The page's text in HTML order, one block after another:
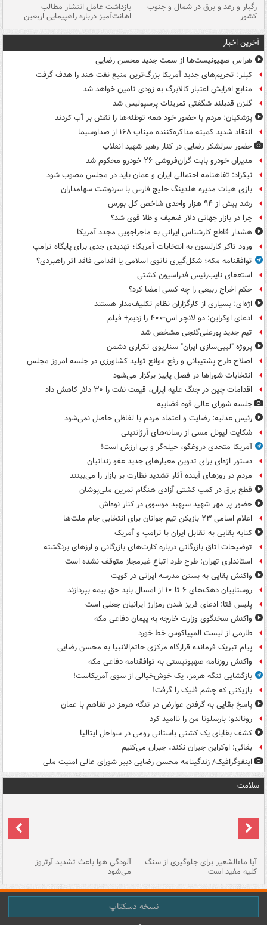
رگبار و رعد و برق در شمال و جنوب
کشور
بازداشت عامل انتشار مطالب
اهانت‌آمیز درباره راهپیمایی اربعین
آخرین اخبار
هراس صهیونیست‌ها از سمت جدید محسن رضایی
کپلر: تحریم‌های جدید آمریکا بزرگ‌ترین منبع نفت هند را هدف گرفت
منابع افزایش اعتبار کالابرگ به زودی تامین خواهد شد
گلزن قدبلند شگفتی تمرینات پرسپولیس شد
پزشکیان: مردم با حضور خود همه توطئه‌ها را نقش بر آب کردند
انتقاد شدید کمیته مذاکره‌کننده میناب ۱۶۸ از صداوسیما
حضور سرلشکر رضایی در کنار رهبر شهید انقلاب
مدیران خودرو بابت گران‌فروشی ۲۶ خودرو محکوم شد
نیکزاد: تفاهنامه احتمالی ایران و عمان باید در مجلس مصوب شود
بازی هیات مدیره هلدینگ خلیج فارس با سرنوشت سهامداران
رشد بیش از ۹۴ هزار واحدی شاخص کل بورس
چرا در بازار جهانی دلار ضعیف و طلا قوی شد؟
هشدار قاطع کارشناس ایرانی به ماجراجویی مجدد آمریکا
ورود تاکر کارلسون به انتخابات آمریکا؛ تهدیدی جدی برای پایگاه ترامپ
توافقنامه مکه؛ شکل‌گیری ناتوی اسلامی یا اقدامی فاقد اثر راهبردی؟
استعفای نایب‌رئیس فدراسیون کشتی
حکم اخراج ربیعی را چه کسی امضا کرد؟
اژه‌ای: بسیاری از کارگزاران نظام تکلیف‌مدار هستند
ادعای اوکراین: دو لانچر اس-۴۰۰ را زدیم+ فیلم
تیم جدید پورعلی‌گنجی مشخص شد
پروژه "لیبی‌سازی ایران" سناریوی تکراری دشمن
اصلاح طرح پشتیبانی و رفع موانع تولید کشاورزی در جلسه امروز مجلس
انتخابات شوراها در فصل پاییز برگزار می‌شود
اقدامات چین در جنگ علیه ایران، قیمت نفت را ۳۰ دلار کاهش داد
جلسه شورای عالی قوه قضاییه
رئیس عدلیه: رضایت و اعتماد مردم با لفاظی حاصل نمی‌شود
شکایت لیونل مسی از رسانه‌های آرژانتینی
آمریکا متحدی دروغگو، حیله‌گر و بی ارزش است!
دستور اژه‌ای برای تدوین معیارهای جدید عفو زندانیان
مردم در روزهای آینده آثار تشدید نظارت بر بازار را می‌بینند
قطع برق در کمپ کشتی آزادی هنگام تمرین ملی‌پوشان
حضور پر مهر شهید سپهبد موسوی در کنار نوه‌اش
اعلام اسامی ۲۳ بازیکن تیم جوانان برای انتخابی جام ملت‌ها
کنایه بقایی به تقابل ایران با ترامپ و آمریک
توضیحات اتاق بازرگانی درباره کارت‌های بازرگانی و ارزهای برنگشته
استانداری تهران: طرح طرد اتباع غیرمجاز متوقف نشده است
واکنش بقایی به بستن مدرسه ایرانی در کویت
روستاییان دهک‌های ۶ تا ۱۰ از امسال باید حق بیمه بپردازند
پلیس فتا: ادعای فریز شدن رمزارز ایرانیان جعلی است
واکنش سخنگوی وزارت خارجه به پیمان دفاعی مکه
طارمی از لیست المپیاکوس خط خورد
پیام تبریک فرمانده قرارگاه مرکزی خاتم‌الانبیا به محسن رضایی
واکنش روزنامه صهیونیستی به توافقنامه دفاعی مکه
بازگشایی تنگه هرمز، یک خوش‌خیالی از سوی آمریکاست!
بازیکنی که چشم فلیک را گرفت!
پاسخ بقایی به گرفتن عوارض در تنگه هرمز در تفاهم با عمان
رونالدو: بارسلونا من را ناامید کرد
کشف بقایای یک کشتی باستانی رومی در سواحل ایتالیا
بقائی: اوکراین جبران نکند، جبران می‌کنیم
اینفوگرافیک/ زندگینامه محسن رضایی دبیر شورای عالی امنیت‌ ملی
سلامت
آیا ماءالشعیر برای جلوگیری از سنگ
کلیه مفید است
آلودگی هوا باعث تشدید آرتروز
می‌شود
نسخه دسکتاپ